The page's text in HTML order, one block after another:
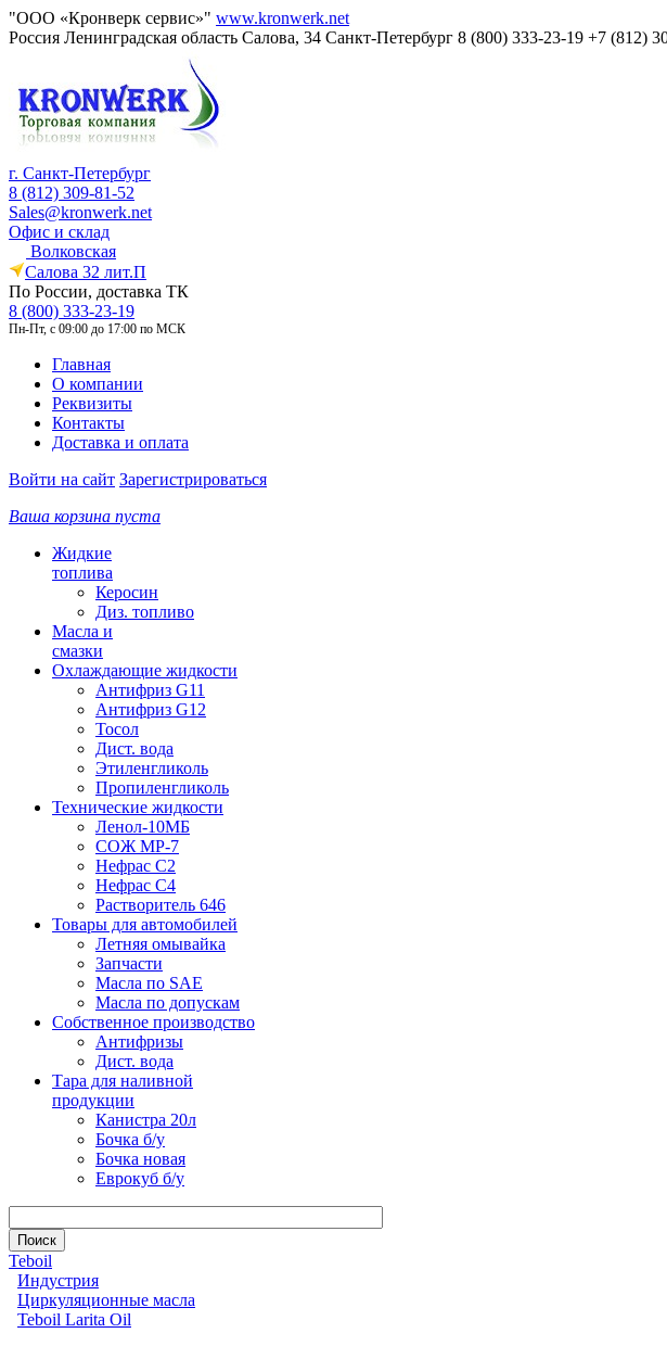
"ООО «Кронверк сервис»" www.kronwerk.net
Россия Ленинградская область Салова, 34 Санкт-Петербург 8 (800) 333-23-19 +7 (812)
г. Санкт-Петербург
8 (812) 309-81-52
Sales@kronwerk.net
Офис и склад
Волковская
Салова 32 лит.П
По России, доставка ТК
8 (800) 333-23-19
Пн-Пт, с 09:00 до 17:00 по МСК
Главная
О компании
Реквизиты
Контакты
Доставка и оплата
Войти на сайт Зарегистрироваться
Ваша корзина пуста
Жидкие
топлива
Керосин
Диз. топливо
Масла и
смазки
Охлаждающие жидкости
Антифриз G11
Антифриз G12
Тосол
Дист. вода
Этиленгликоль
Пропиленгликоль
Технические жидкости
Ленол-10МБ
СОЖ МР-7
Нефрас С2
Нефрас С4
Растворитель 646
Товары для автомобилей
Летняя омывайка
Запчасти
Масла по SAE
Масла по допускам
Собственное производство
Антифризы
Дист. вода
Тара для наливной
продукции
Канистра 20л
Бочка б/у
Бочка новая
Еврокуб б/у
Teboil
Индустрия
Циркуляционные масла
Teboil Larita Oil